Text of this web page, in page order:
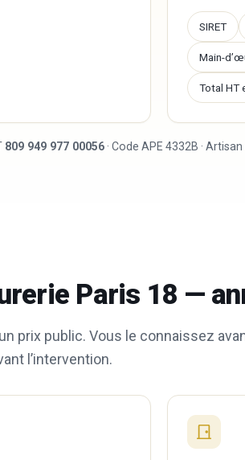
SIRET
Main-
Total HT
809 949 977 00056 · Code APE 4332B ·
Paris 18 —
prix public. Vous le connaissez
l’intervention.